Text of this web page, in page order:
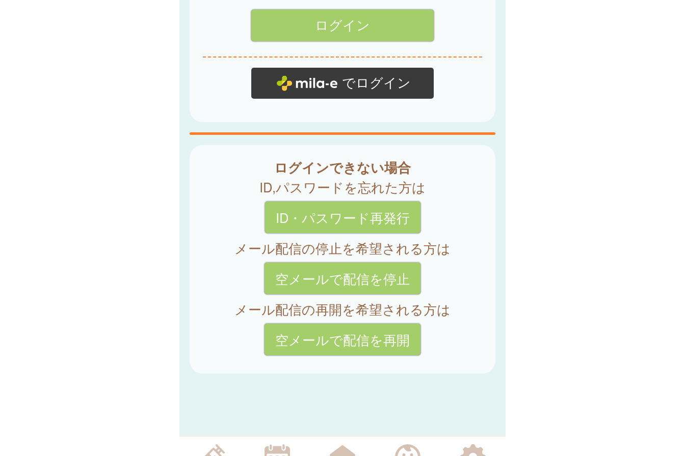
でログイン
ログインできない場合
ID,パスワードを忘れた方は
ID・パスワード再発行
メール配信の停止を希望される方は
空メールで配信を停止
メール配信の再開を希望される方は
空メールで配信を再開